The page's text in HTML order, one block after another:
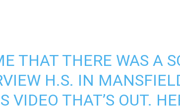
THAT THERE WAS A
H.S. IN
VIDEO THAT’S OUT.